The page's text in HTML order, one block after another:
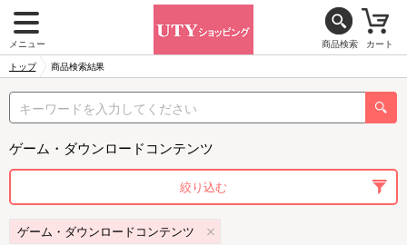
メニュー 商品検索 カート
トップ 商品検索結果
ゲーム・ダウンロードコンテンツ
絞り込む
ゲーム・ダウンロードコンテンツ